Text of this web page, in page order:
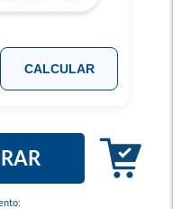
CALCULAR